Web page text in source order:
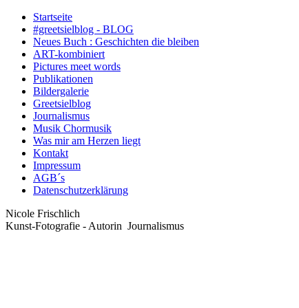
Startseite
#greetsielblog - BLOG
Neues Buch : Geschichten die bleiben
ART-kombiniert
Pictures meet words
Publikationen
Bildergalerie
Greetsielblog
Journalismus
Musik Chormusik
Was mir am Herzen liegt
Kontakt
Impressum
AGB´s
Datenschutzerklärung
Nicole Frischlich
Kunst-Fotografie - Autorin Journalismus